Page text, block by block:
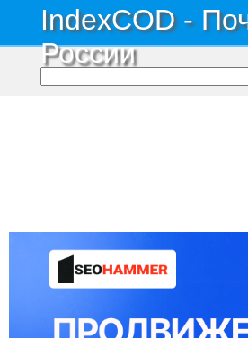
IndexCOD -
России